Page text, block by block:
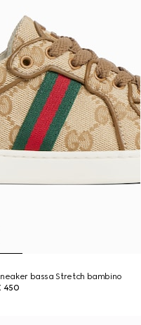
bassa Stretch bambino
450